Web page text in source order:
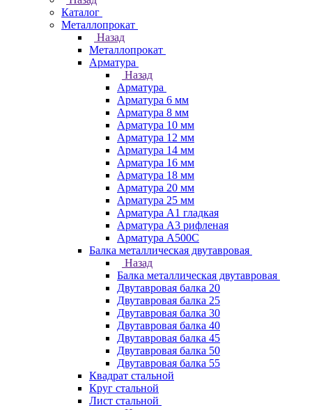
Каталог
Металлопрокат
Назад
Металлопрокат
Арматура
Назад
Арматура
Арматура 6 мм
Арматура 8 мм
Арматура 10 мм
Арматура 12 мм
Арматура 14 мм
Арматура 16 мм
Арматура 18 мм
Арматура 20 мм
Арматура 25 мм
Арматура А1 гладкая
Арматура А3 рифленая
Арматура А500С
Балка металлическая двутавровая
Назад
Балка металлическая двутавровая
Двутавровая балка 20
Двутавровая балка 25
Двутавровая балка 30
Двутавровая балка 40
Двутавровая балка 45
Двутавровая балка 50
Двутавровая балка 55
Квадрат стальной
Круг стальной
Лист стальной